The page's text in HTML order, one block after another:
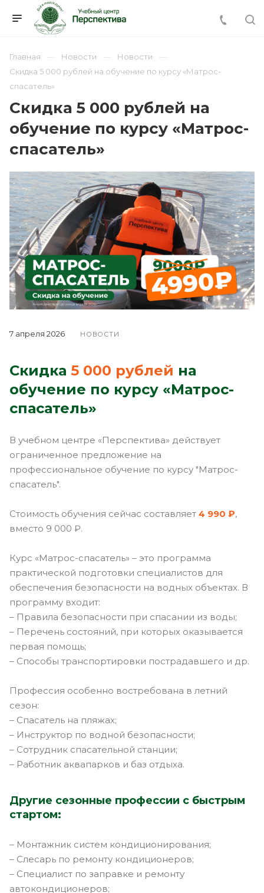
Главная Новости
Новости
Скидка 5 000 рублей на обучение по курсу «Матрос-
спасатель»
Скидка 5 000 рублей на
обучение по курсу «Матрос-
спасатель»
7 апреля 2026 НОВОСТИ
Скидка 5 000 рублей на
обучение по курсу «Матрос-
спасатель»
В учебном центре «Перспектива» действует
ограниченное предложение на
профессиональное обучение по курсу "Матрос-
спасатель".
Стоимость обучения сейчас составляет 4 990 ₽,
вместо 9 000 ₽.
Курс «Матрос-спасатель» – это программа
практической подготовки специалистов для
обеспечения безопасности на водных объектах. В
программу входит:
– Правила безопасности при спасании из воды;
– Перечень состояний, при которых оказывается
первая помощь;
– Способы транспортировки пострадавшего и др.
Профессия особенно востребована в летний
сезон:
– Спасатель на пляжах;
– Инструктор по водной безопасности;
– Сотрудник спасательной станции;
– Работник аквапарков и баз отдыха.
Другие сезонные профессии с быстрым
стартом:
– Монтажник систем кондиционирования;
– Слесарь по ремонту кондиционеров;
– Специалист по заправке и ремонту
автокондиционеров;